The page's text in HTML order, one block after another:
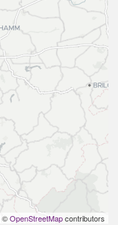
©OpenStreetMapcontributors